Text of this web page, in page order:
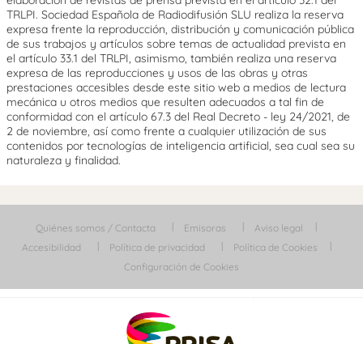
TRLPI. Sociedad Española de Radiodifusión SLU realiza la reserva
expresa frente la reproducción, distribución y comunicación pública
de sus trabajos y artículos sobre temas de actualidad prevista en
el artículo 33.1 del TRLPI, asimismo, también realiza una reserva
expresa de las reproducciones y usos de las obras y otras
prestaciones accesibles desde este sitio web a medios de lectura
mecánica u otros medios que resulten adecuados a tal fin de
conformidad con el artículo 67.3 del Real Decreto - ley 24/2021, de
2 de noviembre, así como frente a cualquier utilización de sus
contenidos por tecnologías de inteligencia artificial, sea cual sea su
naturaleza y finalidad.
Quiénes somos / Contacta Emisoras
Aviso legal
Accesibilidad
Política de privacidad
Política de Cookies
Configuración de Cookies